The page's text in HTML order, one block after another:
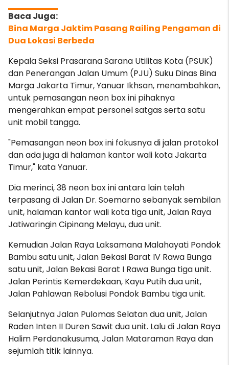
Bina Marga Jaktim Pasang Railing Pengaman di
Dua Lokasi Berbeda
Kepala Seksi Prasarana Sarana Utilitas Kota (PSUK)
dan Penerangan Jalan Umum (PJU) Suku Dinas Bina
Marga Jakarta Timur, Yanuar Ikhsan, menambahkan,
untuk pemasangan neon box ini pihaknya
mengerahkan empat personel satgas serta satu
unit mobil tangga.
"Pemasangan neon box ini fokusnya di jalan protokol
dan ada juga di halaman kantor wali kota Jakarta
Timur," kata Yanuar.
Dia merinci, 38 neon box ini antara lain telah
terpasang di Jalan Dr. Soemarno sebanyak sembilan
unit, halaman kantor wali kota tiga unit, Jalan Raya
Jatiwaringin Cipinang Melayu, dua unit.
Kemudian Jalan Raya Laksamana Malahayati Pondok
Bambu satu unit, Jalan Bekasi Barat IV Rawa Bunga
satu unit, Jalan Bekasi Barat I Rawa Bunga tiga unit.
Jalan Perintis Kemerdekaan, Kayu Putih dua unit,
Jalan Pahlawan Rebolusi Pondok Bambu tiga unit.
Selanjutnya Jalan Pulomas Selatan dua unit, Jalan
Raden Inten II Duren Sawit dua unit. Lalu di Jalan Raya
Halim Perdanakusuma, Jalan Mataraman Raya dan
sejumlah titik lainnya.